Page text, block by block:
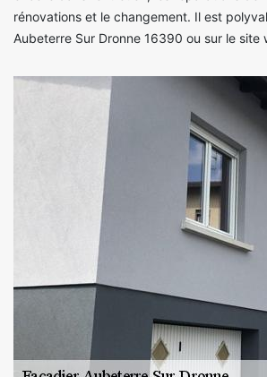
rénovations et le changement. Il est
Aubeterre Sur Dronne 16390 ou sur le site